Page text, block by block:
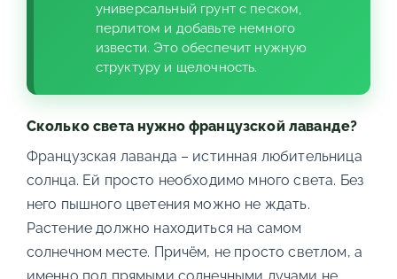
универсальный грунт с песком,
перлитом и добавьте немного
извести. Это обеспечит нужную
структуру и щелочность.
Сколько света нужно французской лаванде?
Французская лаванда – истинная любительница
солнца. Ей просто необходимо много света. Без
него пышного цветения можно не ждать.
Растение должно находиться на самом
солнечном месте. Причём, не просто светлом, а